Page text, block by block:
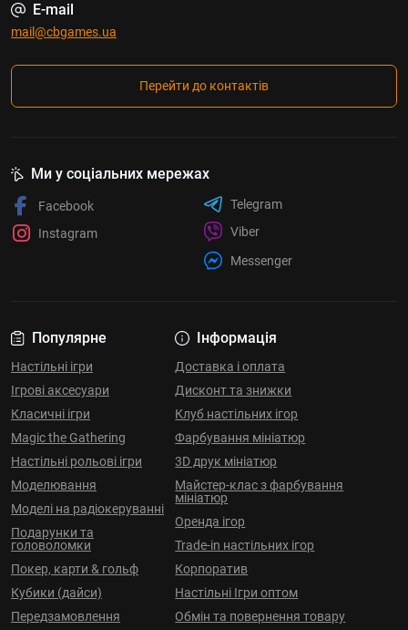
E-mail
mail@cbgames.ua
Перейти до контактів
Популярне
Настільні ігри
Ігрові аксесуари
Класичні ігри
Magic the Gathering
Настільні рольові ігри
Моделювання
Моделі на радіокеруванні
Подарунки та
головоломки
Покер, карти & гольф
Кубики (дайси)
Передзамовлення
Інформація
Доставка і оплата
Дисконт та знижки
Клуб настільних ігор
Фарбування мініатюр
3D друк мініатюр
Майстер-клас з фарбування
мініатюр
Оренда ігор
Trade-in настільних ігор
Корпоратив
Настільні Ігри оптом
Обмін та повернення товару
Ми у соціальних мережах
Facebook
Instagram
Telegram
Viber
Messenger